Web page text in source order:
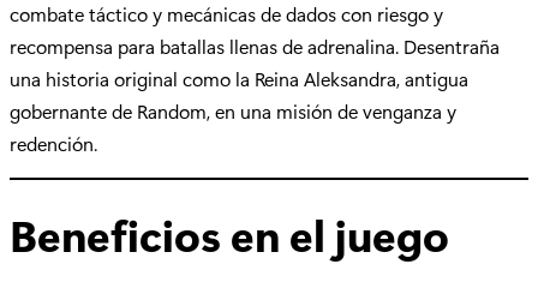
combate táctico y mecánicas de dados con riesgo y
recompensa para batallas llenas de adrenalina. Desentraña
una historia original como la Reina Aleksandra, antigua
gobernante de Random, en una misión de venganza y
redención.
Beneficios en el juego